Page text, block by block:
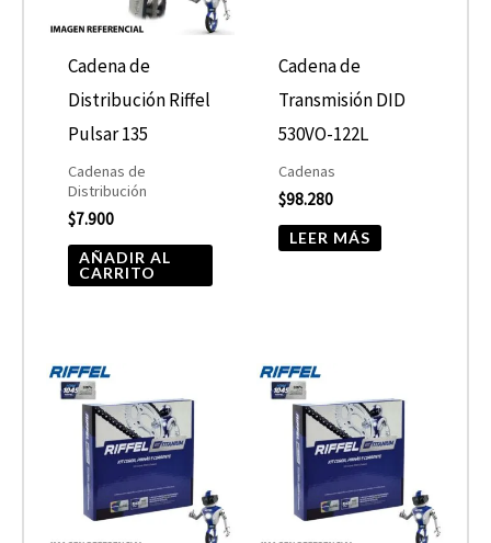
Cadena de
Distribución Riffel
Pulsar 135
Cadenas de
Distribución
$7.900
AÑADIR AL
CARRITO
Cadena de
Transmisión DID
530VO-122L
Cadenas
$98.280
LEER MÁS